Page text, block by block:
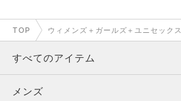
TOP ウィメンズ＋ガールズ＋ユニセックス
すべてのアイテム
メンズ
メンズ